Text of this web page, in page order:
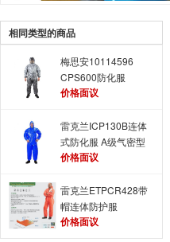
相同类型的商品
梅思安10114596
CPS600防化服
价格面议
雷克兰ICP130B连体
式防化服 A级气密型
防化服
价格面议
雷克兰ETPCR428带
帽连体防护服
价格面议